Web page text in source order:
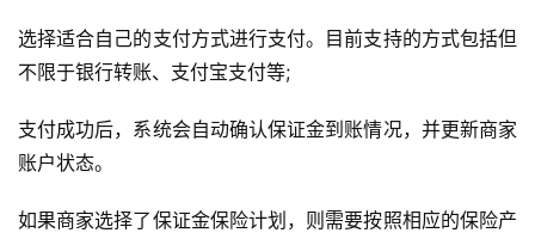
选择适合自己的支付方式进行支付。目前支持的方式包括但
不限于银行转账、支付宝支付等;
支付成功后，系统会自动确认保证金到账情况，并更新商家
账户状态。
如果商家选择了保证金保险计划，则需要按照相应的保险产